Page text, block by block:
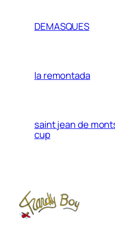
DEMASQUES
la remontada
saint jean de
cup